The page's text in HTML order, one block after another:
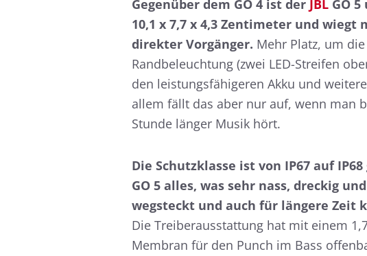
Gegenüber dem GO 4 ist der JBL GO
10,1 x 7,7 x 4,3 Zentimeter und wiegt
direkter Vorgänger. Mehr Platz, um
Randbeleuchtung (zwei LED-Streifen
den leistungsfähigeren Akku und
allem fällt das aber nur auf, wenn man
Stunde länger Musik hört.
Die Schutzklasse ist von IP67 auf
GO 5 alles, was sehr nass, dreckig
wegsteckt und auch für längere
Die Treiberausstattung hat mit einem
Membran für den Punch im Bass